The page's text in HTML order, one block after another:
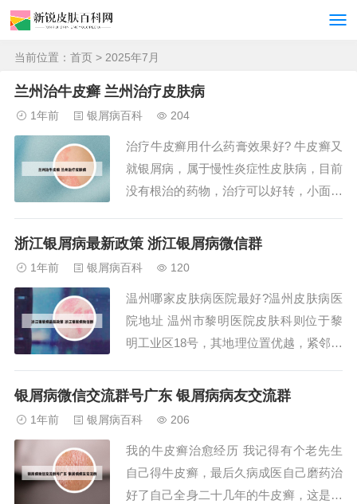
当前位置： 首页 > 2025年7月
兰州治牛皮癣 兰州治疗皮肤病
1年前 银屑病百科 204
治疗牛皮癣用什么药膏效果好? 牛皮癣又
就银屑病，属于慢性炎症性皮肤病，目前
没有根治的药物，治疗可以好转，小面积
三醇软膏，蒽林，他克莫司乳膏，皮损面
食物少吃。低刺激制剂：头面部皮肤较为
敏感，应选...
浙江银屑病最新政策 浙江银屑病微信群
1年前 银屑病百科 120
温州哪家皮肤病医院最好?温州皮肤病医
院地址 温州市黎明医院皮肤科则位于黎
明工业区18号，其地理位置优越，紧邻温
家医院的皮肤科医生经验丰富，能够为患
的临床经验和扎实的医学知识，能够为患
者提供高质...
银屑病微信交流群号广东 银屑病病友交流群
1年前 银屑病百科 206
我的牛皮癣治愈经历 我记得有个老先生
自己得牛皮癣，最后久病成医自己磨药治
好了自己全身二十几年的牛皮癣，这是最